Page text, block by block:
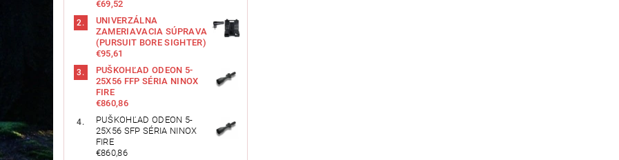
€69,52
UNIVERZÁLNA
ZAMERIAVACIA SÚPRAVA
(PURSUIT BORE SIGHTER)
€95,61
PUŠKOHĽAD ODEON 5-
25X56 FFP SÉRIA NINOX
FIRE
€860,86
PUŠKOHĽAD ODEON 5-
25X56 SFP SÉRIA NINOX
FIRE
€860,86